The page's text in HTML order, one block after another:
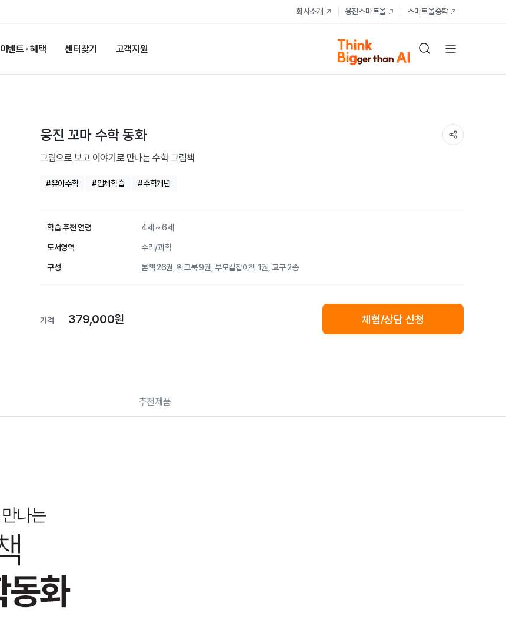
회사소개 웅진스마트올 스마트올중학
이벤트 · 혜택 센터찾기 고객지원
웅진 꼬마 수학 동화
그림으로 보고 이야기로 만나는 수학 그림책
#유아수학 #입체학습 #수학개념
학습 추천 연령 4세 ~ 6세
도서영역 수리/과학
구성 본책 26권, 워크북 9권, 부모길잡이책 1권, 교구 2종
가격 379,000원 체험/상담 신청
추천제품